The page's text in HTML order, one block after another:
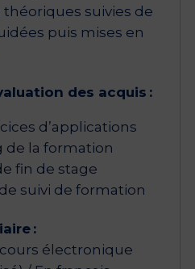
théoriques suivies de
puis mises en
des acquis :
d’applications
de la formation
fin de stage
suivi de formation
:
électronique